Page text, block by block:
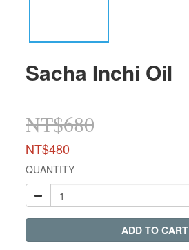
Sacha Inchi Oil
NT$680
NT$480
QUANTITY
ADD TO CART